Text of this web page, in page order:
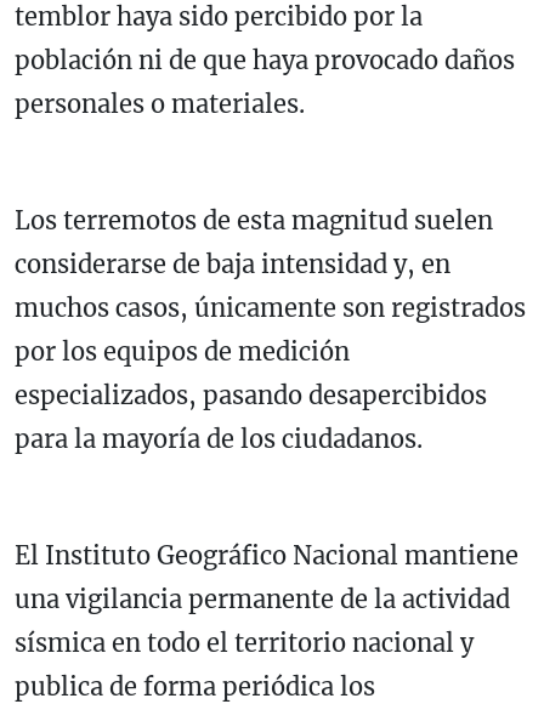
temblor haya sido percibido por la
población ni de que haya provocado daños
personales o materiales.
Los terremotos de esta magnitud suelen
considerarse de baja intensidad y, en
muchos casos, únicamente son registrados
por los equipos de medición
especializados, pasando desapercibidos
para la mayoría de los ciudadanos.
El Instituto Geográfico Nacional mantiene
una vigilancia permanente de la actividad
sísmica en todo el territorio nacional y
publica de forma periódica los